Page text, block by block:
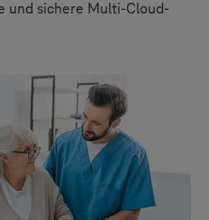
und sichere Multi-Cloud-